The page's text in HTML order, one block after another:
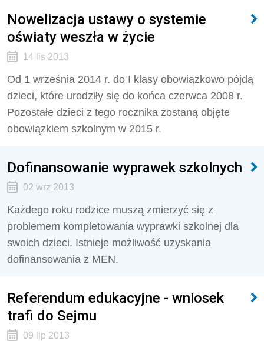
Nowelizacja ustawy o systemie
oświaty weszła w życie
14 lis 2013
Od 1 września 2014 r. do I klasy obowiązkowo pójdą
dzieci, które urodziły się do końca czerwca 2008 r.
Pozostałe dzieci z tego rocznika zostaną objęte
obowiązkiem szkolnym w 2015 r.
Dofinansowanie wyprawek szkolnych
02 wrz 2013
Każdego roku rodzice muszą zmierzyć się z
problemem kompletowania wyprawki szkolnej dla
swoich dzieci. Istnieje możliwość uzyskania
dofinansowania z MEN.
Referendum edukacyjne - wniosek
trafi do Sejmu
09 lip 2013